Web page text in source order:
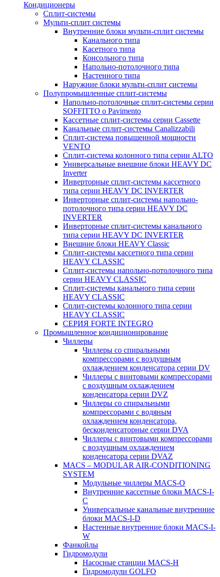
Кондиционеры
Сплит-системы
Мульти-сплит системы
Внутренние блоки мульти-сплит системы
Канального типа
Касетного типа
Консольного типа
Напольно-потолочного типа
Настенного типа
Наружние блоки мульти-сплит системы
Полупромышленные сплит-системы
Напольно-потолочные сплит-системы серии
SOFFITTO o Pavimento
Кассетные сплит-системы серии Cassette
Канальные сплит-системы Canalizzabili
Сплит-система повышенной мощности
VENTO
Сплит-система колонного типа серии ALTO
Универсальные внешние блоки HEAVY DC
Inverter
Инверторные сплит-системы кассетного
типа серии HEAVY DC INVERTER
Инверторные сплит-системы напольно-
потолочного типа серии HEAVY DC
INVERTER
Инверторные сплит-системы канального
типа серии HEAVY DC INVERTER
Внешние блоки HEAVY Classic
Сплит-системы кассетного типа серии
HEAVY CLASSIC
Сплит-системы напольно-потолочного типа
серии HEAVY CLASSIC
Сплит-системы канального типа серии
HEAVY CLASSIC
Сплит-системы колонного типа серии
HEAVY CLASSIC
СЕРИЯ FORTE INTEGRO
Промышленное кондиционирование
Чиллеры
Чиллеры со спиральными
компрессорами с воздушным
охлаждением конденсатора серии DV
Чиллеры с винтовыми компрессорами
с воздушным охлаждением
конденсатора серии DVZ
Чиллеры со спиральными
компрессорами с водяным
охлаждением конденсатора,
бесконденсаторные серии DVA
Чиллеры с винтовыми компрессорами
с воздушным охлаждением
конденсатора серии DVAZ
MACS – MODULAR AIR-CONDITIONING
SYSTEM
Модульные чиллеры MACS-O
Внутренние кассетные блоки MACS-I-
C
Универсальные канальные внутренние
блоки MACS-I-D
Настенные внутренние блоки MACS-I-
W
Фанкойлы
Гидромодули
Насосные станции MACS-H
Гидромодули GOLFO